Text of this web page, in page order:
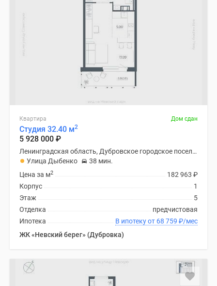
Квартира Дом сдан
Студия 32.40 м2
5 928 000 ₽
Ленинградская область, Дубровское городское поселение
Улица Дыбенко
38 мин.
182 963 ₽
Цена за м2
1
Корпус
5
Этаж
предчистовая
Отделка
В ипотеку от 68 759 ₽/мес
Ипотека
ЖК «Невский берег» (Дубровка)